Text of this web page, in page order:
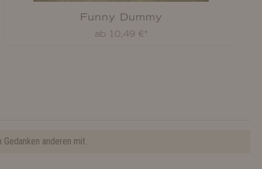
Funny Dummy
ab 10,49 €*
anderen mit.